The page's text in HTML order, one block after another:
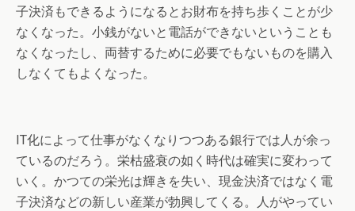
子決済もできるようになるとお財布を持ち歩くことが少
なくなった。小銭がないと電話ができないということも
なくなったし、両替するために必要でもないものを購入
しなくてもよくなった。
IT化によって仕事がなくなりつつある銀行では人が余っ
ているのだろう。栄枯盛衰の如く時代は確実に変わって
いく。かつての栄光は輝きを失い、現金決済ではなく電
子決済などの新しい産業が勃興してくる。人がやってい